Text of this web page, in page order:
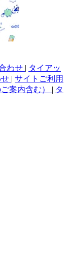
わせ | タイアッ
| サイトご利用
案内含む） | タ